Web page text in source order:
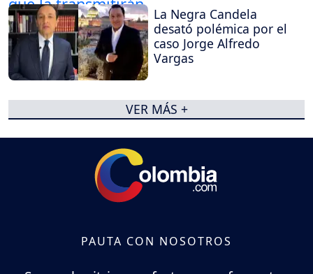
La Negra Candela
desató polémica por el
caso Jorge Alfredo
Vargas
VER MÁS +
PAUTA CON NOSOTROS